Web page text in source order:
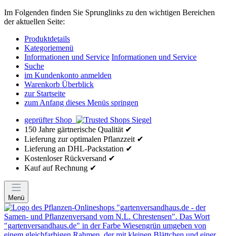
Im Folgenden finden Sie Sprunglinks zu den wichtigen Bereichen
der aktuellen Seite:
Produktdetails
Kategoriemenü
Informationen und Service Informationen und Service
Suche
im Kundenkonto anmelden
Warenkorb Überblick
zur Startseite
zum Anfang dieses Menüs springen
geprüfter Shop
150 Jahre gärtnerische Qualität ✔
Lieferung zur optimalen Pflanzzeit ✔
Lieferung an DHL-Packstation ✔
Kostenloser Rückversand ✔
Kauf auf Rechnung ✔
Menü